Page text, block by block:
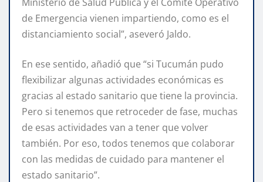
de Emergencia vienen impartiendo, como es el
distanciamiento social”, aseveró Jaldo.
En ese sentido, añadió que “si Tucumán pudo
flexibilizar algunas actividades económicas es
gracias al estado sanitario que tiene la provincia.
Pero si tenemos que retroceder de fase, muchas
de esas actividades van a tener que volver
también. Por eso, todos tenemos que colaborar
con las medidas de cuidado para mantener el
estado sanitario”.